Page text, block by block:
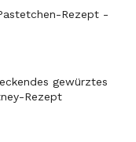
Rezept -
gewürztes
Rezept